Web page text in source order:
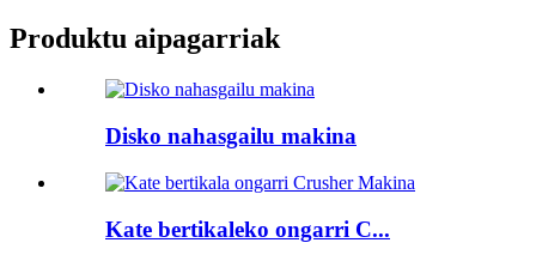
Produktu aipagarriak
Disko nahasgailu makina
Kate bertikaleko ongarri C...